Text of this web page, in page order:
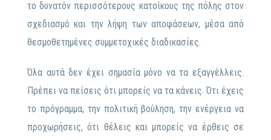
το δυνατόν περισσότερους κατοίκους της πόλης στον
σχεδιασμό και την λήψη των αποφάσεων, μέσα από
θεσμοθετημένες συμμετοχικές διαδικασίες.
Όλα αυτά δεν έχει σημασία μόνο να τα εξαγγέλλεις.
Πρέπει να πείσεις ότι μπορείς να τα κάνεις. Ότι έχεις
το πρόγραμμα, την πολιτική βούληση, την ενέργεια να
προχωρήσεις, ότι θέλεις και μπορείς να έρθεις σε